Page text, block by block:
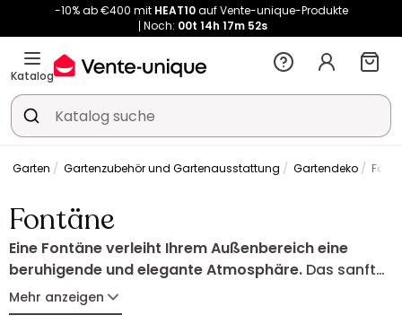
Noch:00t 14h17m51s
Kauf-unique wird zu Vente-unique - Gleicher Shop, neuer Name!
-10% ab €400 mit HEAT10 auf Vente-unique-Produkte
Noch:00t14h
Katalog
Garten Gartenzubehör und Gartenausstattung Gartendeko
Fontäne
Eine Fontäne verleiht Ihrem Außenbereich eine
beruhigende und elegante Atmosphäre. Das sanfte
Plätschern des Wassers schafft einen Ort der
Entspannung auf Terrasse, Balkon oder im Garten.
Mehr anzeigen